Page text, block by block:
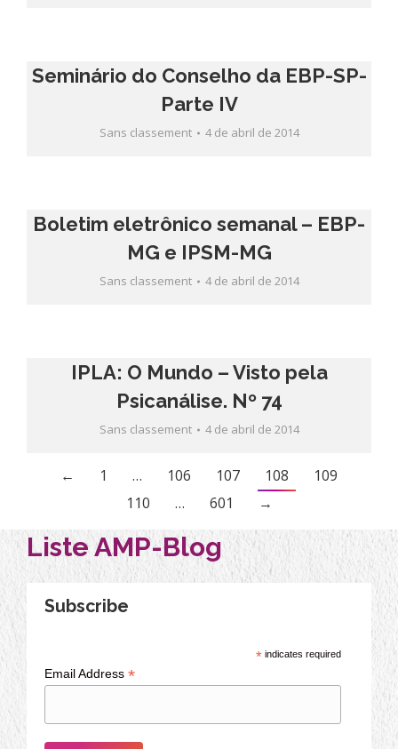
Seminário do Conselho da EBP-SP-
Parte IV
Sans classement 4 de abril de 2014
Boletim eletrônico semanal – EBP-
MG e IPSM-MG
Sans classement 4 de abril de 2014
IPLA: O Mundo – Visto pela
Psicanálise. Nº 74
Sans classement 4 de abril de 2014
← 1 … 106 107 108
109
110
… 601 →
Liste AMP-Blog
Subscribe
* indicates required
Email Address *